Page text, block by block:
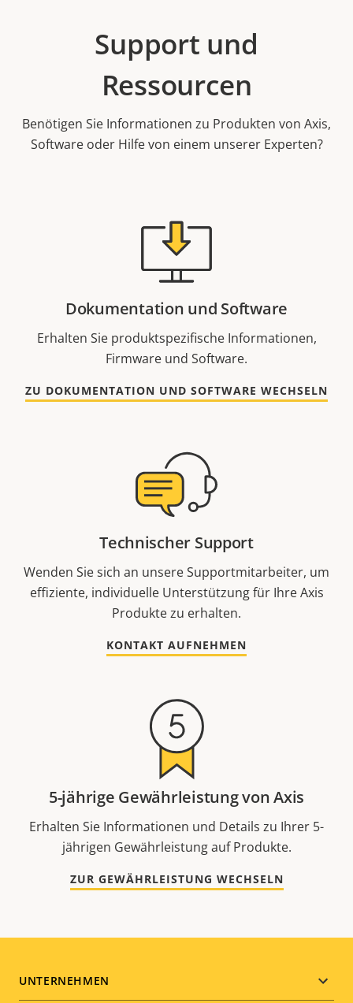
Support und
Ressourcen
Benötigen Sie Informationen zu Produkten von Axis,
Software oder Hilfe von einem unserer Experten?
Dokumentation und Software
Erhalten Sie produktspezifische Informationen,
Firmware und Software.
ZU DOKUMENTATION UND SOFTWARE WECHSELN
Technischer Support
Wenden Sie sich an unsere Supportmitarbeiter, um
effiziente, individuelle Unterstützung für Ihre Axis
Produkte zu erhalten.
KONTAKT AUFNEHMEN
5-jährige Gewährleistung von Axis
Erhalten Sie Informationen und Details zu Ihrer 5-
jährigen Gewährleistung auf Produkte.
ZUR GEWÄHRLEISTUNG WECHSELN
Footer
UNTERNEHMEN